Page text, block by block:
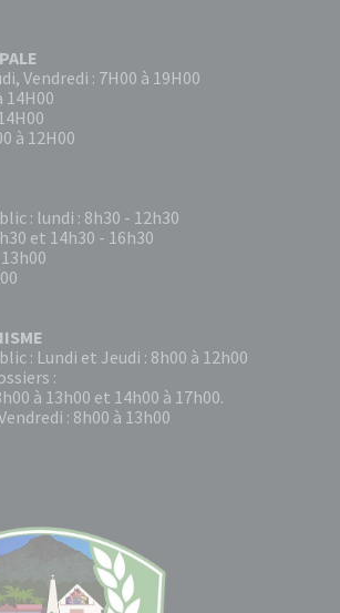
Vendredi : 7H00 à 19H00
14H00
à 12H00
: lundi : 8h30 - 12h30
et 14h30 - 16h30
: Lundi et Jeudi : 8h00 à 12h00
:
à 13h00 et 14h00 à 17h00.
: 8h00 à 13h00